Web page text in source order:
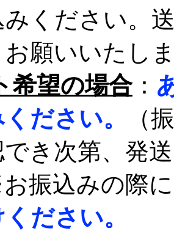
みください。
願いいたし
希望の場合：
ださい。
（
き次第、発
みの際に
ださい。